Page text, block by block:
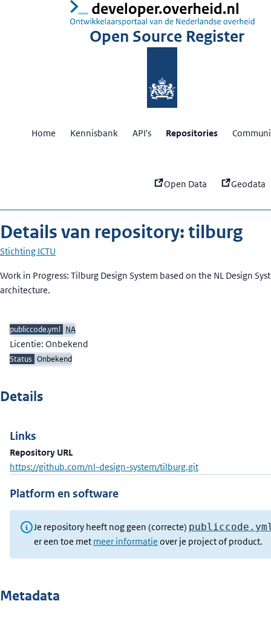
Open Source Register:
Home Kennisbank API's Repositories
Open Data Geodata
Details van repository: tilburg
Stichting ICTU
Beschrijving
Work in Progress: Tilburg Design System based on the NL Design
architecture.
publiccode.yml NA
Licentie: Onbekend
Status Onbekend
Details
Links
Repository URL
https://github.com/nl-design-system/tilburg.git
Platform en software
Je repository heeft nog geen (correcte)
er een toe met meer informatie over je project of product.
Metadata